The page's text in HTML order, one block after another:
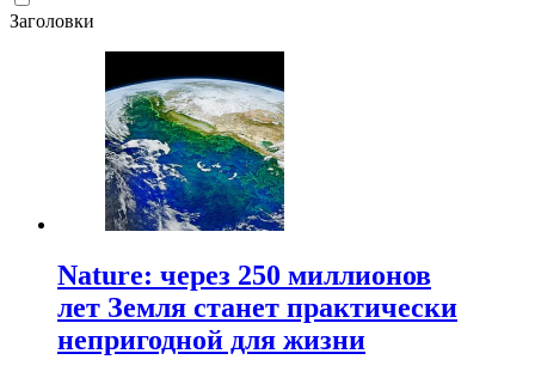
Заголовки
Nature: через 250 миллионов
лет Земля станет практически
непригодной для жизни